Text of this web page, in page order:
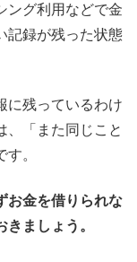
ング利用などで金
記録が残った状態
に残っているわけ
、「また同じこと
。
お金を借りられな
ましょう。